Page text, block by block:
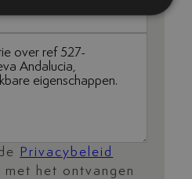
Privacybeleid
met het ontvangen